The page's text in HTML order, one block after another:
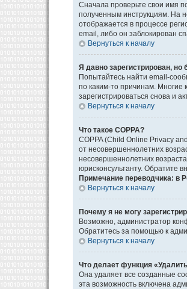
Сначала проверьте свои имя
полученным инструкциям. На
отображается в процессе
email, либо он заблокирован
Вернуться к началу
Я давно зарегистрирован, но
Попытайтесь найти email-
по каким-то причинам.
зарегистрироваться снова и
Вернуться к началу
Что такое COPPA?
COPPA (Child Online Privacy
от несовершеннолетних
несовершеннолетних
юрисконсультанту. Обратите
Примечание переводчика: в
Вернуться к началу
Почему я не могу
Возможно, администратор
Обратитесь за помощью к
Вернуться к началу
Что делает функция
Она удаляет все созданные
эта возможность включена